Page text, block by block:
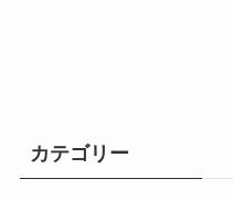
カテゴリー